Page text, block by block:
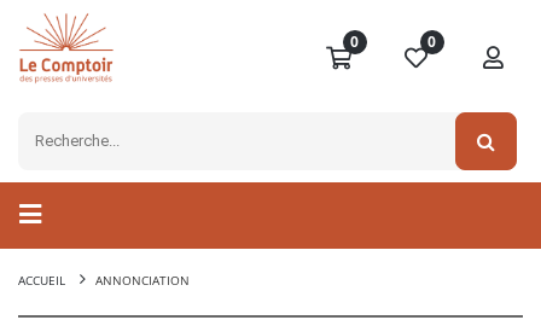
0 0
ACCUEIL ANNONCIATION